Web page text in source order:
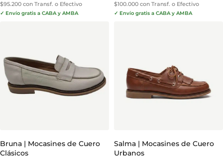
$95.200 con Transf. o Efectivo
✓ Envío gratis a CABA y AMBA
$100.000 con Transf. o Efectivo
✓ Envío gratis a CABA y AMBA
Bruna | Mocasines de Cuero
Clásicos
Salma | Mocasines de Cuero
Urbanos